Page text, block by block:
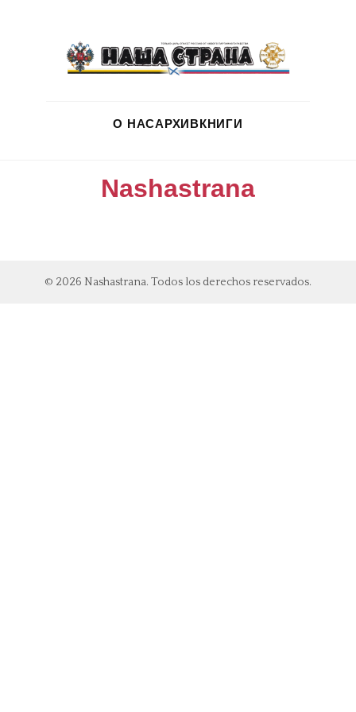
О НАСАРХИВКНИГИ
Nashastrana
© 2026 Nashastrana. Todos los derechos reservados.